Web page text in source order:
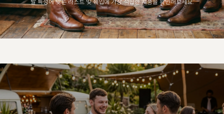
발 특성에 맞는 라스트 및 쉐입에 가장 적합한 제품을 확인해보세요.